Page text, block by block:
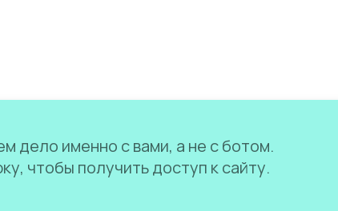
дело именно с вами, а не с ботом.
чтобы получить доступ к сайту.